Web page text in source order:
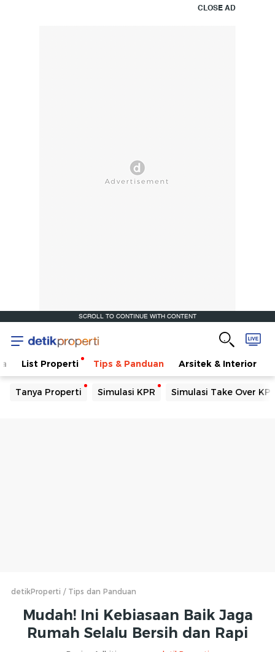
CLOSE AD
SCROLL TO CONTINUE WITH CONTENT
List Properti Tips & Panduan Arsitek & Interior
Tanya Properti Simulasi KPR Simulasi Take Over
detikProperti Tips dan Panduan
Mudah! Ini Kebiasaan Baik Jaga
Rumah Selalu Bersih dan Rapi